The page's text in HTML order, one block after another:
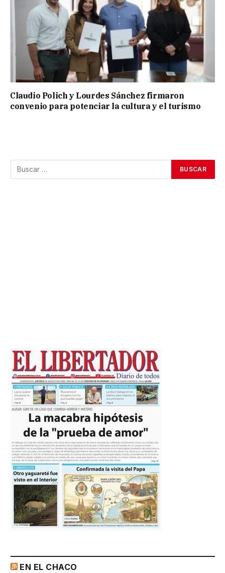
Claudio Polich y Lourdes Sánchez firmaron
convenio para potenciar la cultura y el turismo
EN EL CHACO